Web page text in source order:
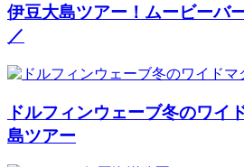
伊豆大島ツアー！ムービーバ
／
ドルフィンウェーブ冬のワイ
島ツアー